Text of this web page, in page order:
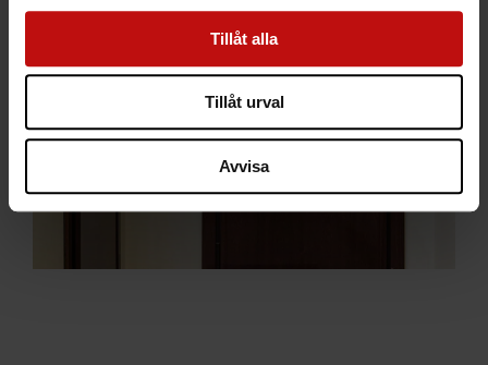
Tillåt alla
Tillåt urval
Avvisa